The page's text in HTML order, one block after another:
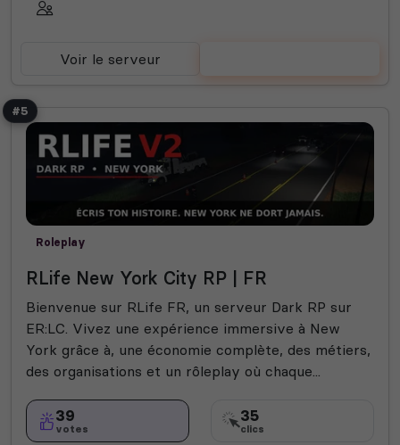
Voir le serveur
#5
Roleplay
RLife New York City RP | FR
Bienvenue sur RLife FR, un serveur Dark RP sur
ER:LC. Vivez une expérience immersive à New
York grâce à, une économie complète, des métiers,
des organisations et un rôleplay où chaque...
39
votes
35
clics